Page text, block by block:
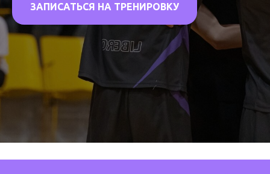
ЗАПИСАТЬСЯ НА ТРЕНИРОВКУ